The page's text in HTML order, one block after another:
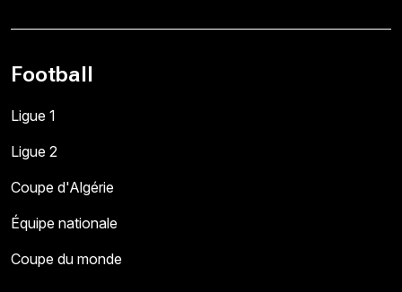
Football
Ligue 1
Ligue 2
Coupe d'Algérie
Équipe nationale
Coupe du monde